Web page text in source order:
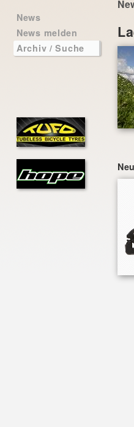
News
News melden
Archiv / Suche